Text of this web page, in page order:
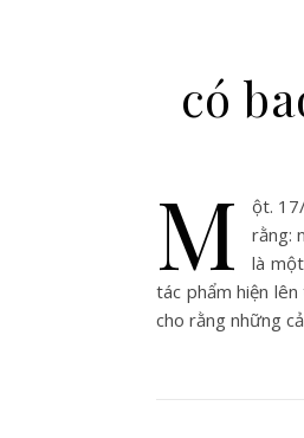
có
M
ột.
rằng:
là
tác phẩm hiện
cho rằng những